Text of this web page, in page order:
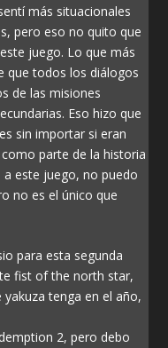
más situacionales
pero eso no quito que
juego. Lo que más
que todos los diálogos
de las misiones
Eso hizo que
sin importar si eran
parte de la historia
a este juego, no puedo
no es el único que
para esta segunda
fist of the north star,
tenga en el año,
2, pero debo